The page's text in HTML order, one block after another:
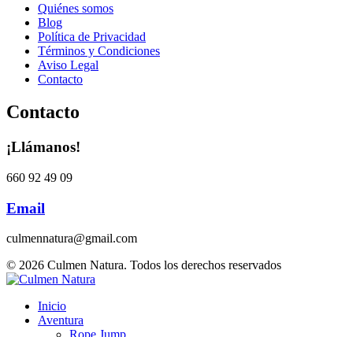
Quiénes somos
Blog
Política de Privacidad
Términos y Condiciones
Aviso Legal
Contacto
Contacto
¡Llámanos!
660 92 49 09
Email
culmennatura@gmail.com
© 2026 Culmen Natura. Todos los derechos reservados
Inicio
Aventura